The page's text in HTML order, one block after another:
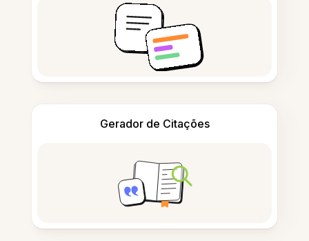
Gerador de Citações